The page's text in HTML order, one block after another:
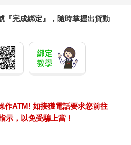
『完成綁定』，隨時掌握出貨動
作ATM! 如接獲電話要求您前往
示，以免受騙上當！